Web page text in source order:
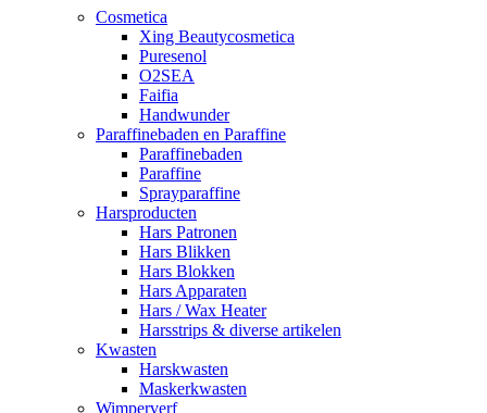
Cosmetica
Xing Beautycosmetica
Puresenol
O2SEA
Faifia
Handwunder
Paraffinebaden en Paraffine
Paraffinebaden
Paraffine
Sprayparaffine
Harsproducten
Hars Patronen
Hars Blikken
Hars Blokken
Hars Apparaten
Hars / Wax Heater
Harsstrips & diverse artikelen
Kwasten
Harskwasten
Maskerkwasten
Wimperverf